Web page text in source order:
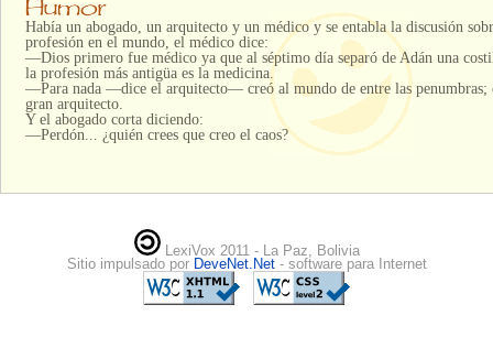
Había un abogado, un arquitecto y un médico y se entabla la discusión
profesión en el mundo, el médico dice:
—Dios primero fue médico ya que al séptimo día separó de Adán una
la profesión más antigüa es la medicina.
—Para nada —dice el arquitecto— creó al mundo de entre las penumbras;
gran arquitecto.
Y el abogado corta diciendo:
—Perdón... ¿quién crees que creo el caos?
LexiVox 2011 - La Paz, Bolivia
Sitio impulsado por DeveNet.Net - software para Internet